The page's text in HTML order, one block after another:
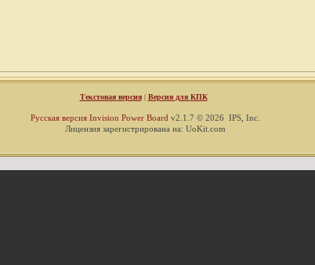
Текстовая версия| Версия для КПК
Русская версия Invision Power Board v2.1.7 © 2026 IPS, Inc.
Лицензия зарегистрирована на: UoKit.com